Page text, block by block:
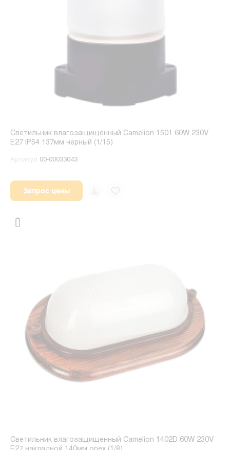
Светильник влагозащищенный Camelion 1501 60W 230V
E27 IP54 137мм черный (1/15)
Артикул 00-00033043
Запрос цены
Светильник влагозащищенный Camelion 1402D 60W 230V